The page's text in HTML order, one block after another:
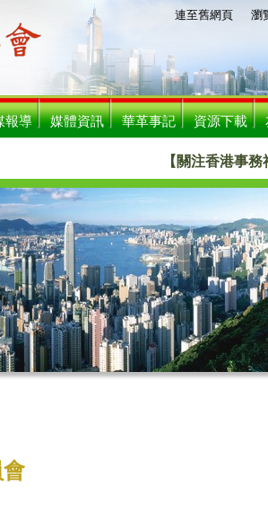
連至舊網頁瀏覧
報導 媒體資訊 華革事記 資源下載
【關注香港事務社